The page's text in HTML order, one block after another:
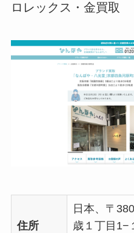
ロレックス・金買取
住所
日本、〒
歳１丁目1−